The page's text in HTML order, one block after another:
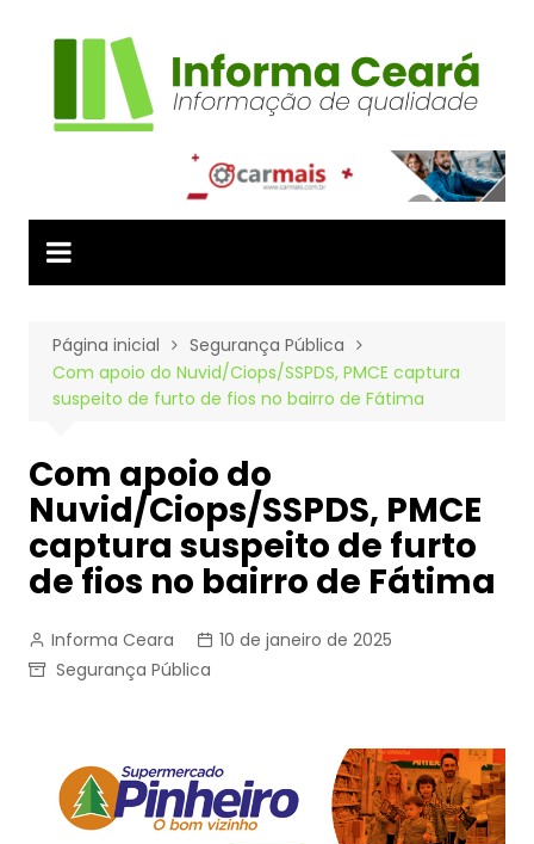
Página inicial
Segurança Pública
Com apoio do Nuvid/Ciops/SSPDS, PMCE captura
suspeito de furto de fios no bairro de Fátima
Com apoio do
Nuvid/Ciops/SSPDS, PMCE
captura suspeito de furto
de fios no bairro de Fátima
Informa Ceara
10 de janeiro de 2025
Segurança Pública